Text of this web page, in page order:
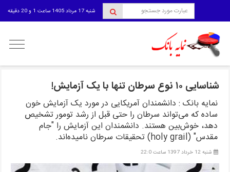
شنبه 17 مرداد 1405 ساعت 1 و 20 دقیقه
منوی
شناسایی ۱۰ نوع سرطان تنها با یک آزمایش!
نمایه بانک : دانشمندان آمریکایی در مورد یک آزمایش خون
ساده که می‌تواند سرطان را حتی قبل از رشد تومور تشخیص
دهد، خوش‌بین هستند. دانشمندان این آزمایش را "جام
مقدس" (holy grail) تحقیقات سرطان نامیده‌اند.
شنبه 12 خرداد 1397 ساعت 22:0